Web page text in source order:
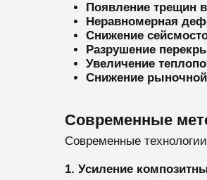
Появление трещин в
Неравномерная
Снижение
Разрушение
Увеличение
Снижение
Современные
Современные
1. Усиление